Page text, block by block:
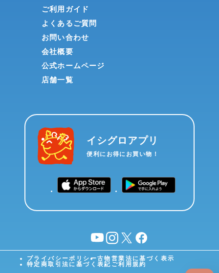
ご利用ガイド
よくあるご質問
お問い合わせ
会社概要
公式ホームページ
店舗一覧
イシグロアプリ
便利にお得にお買い物！
YouTubeinstagram
X facebook
プライバシーポリシー古物営業法に基づく表示
特定商取引法に基づく表記 ご利用規約